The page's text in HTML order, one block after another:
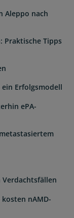
Aleppo nach
Praktische Tipps
Erfolgsmodell
ePA-
Verdachtsfällen
nAMD-